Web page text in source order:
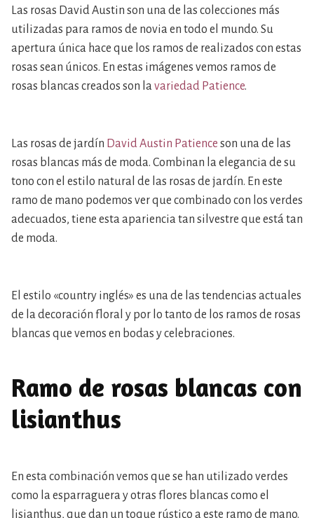
Las rosas David Austin son una de las colecciones más
utilizadas para ramos de novia en todo el mundo. Su
apertura única hace que los ramos de realizados con estas
rosas sean únicos. En estas imágenes vemos ramos de
rosas blancas creados son lavariedad Patience.
Las rosas de jardín David Austin Patience son una de las
rosas blancas más de moda. Combinan la elegancia de su
tono con el estilo natural de las rosas de jardín. En este
ramo de mano podemos ver que combinado con los verdes
adecuados, tiene esta apariencia tan silvestre que está tan
de moda.
El estilo «country inglés» es una de las tendencias actuales
de la decoración floral y por lo tanto de los ramos de rosas
blancas que vemos en bodas y celebraciones.
Ramo de rosas blancas con
lisianthus
En esta combinación vemos que se han utilizado verdes
como la esparraguera y otras flores blancas como el
lisianthus, que dan un toque rústico a este ramo de mano.